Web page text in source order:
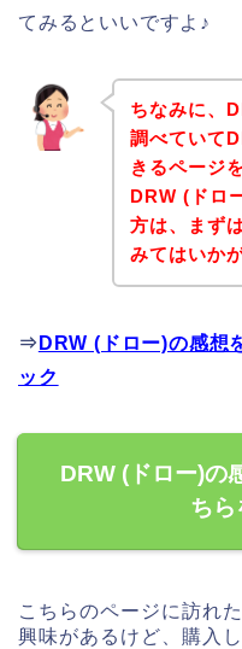
てみるといいですよ♪
ちなみに、
調べていて
きるページ
DRW (ドロ
方は、まず
みてはいか
⇒ DRW (ドロー)の感想
ック
DRW (ドロー)の
ちら
こちらのページに訪れ
興味があるけど、購入